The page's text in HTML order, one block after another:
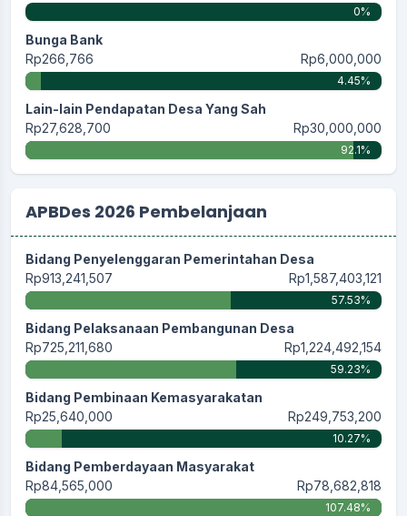
0%
Bunga Bank
Rp266,766
Rp6,000,000
4.45%
Lain-lain Pendapatan Desa Yang Sah
Rp27,628,700
Rp30,000,000
92.1%
APBDes 2026 Pembelanjaan
Bidang Penyelenggaran Pemerintahan Desa
Rp913,241,507
Rp1,587,403,121
57.53%
Bidang Pelaksanaan Pembangunan Desa
Rp725,211,680
Rp1,224,492,154
59.23%
Bidang Pembinaan Kemasyarakatan
Rp25,640,000
Rp249,753,200
10.27%
Bidang Pemberdayaan Masyarakat
Rp84,565,000
Rp78,682,818
107.48%